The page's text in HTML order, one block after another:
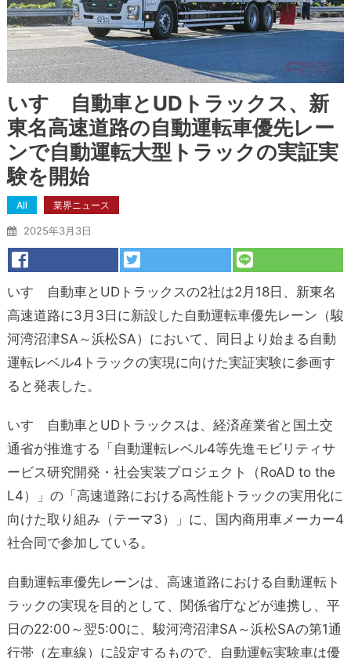
いすゞ自動車とUDトラックス、新
東名高速道路の自動運転車優先レー
ンで自動運転大型トラックの実証実
験を開始
All 業界ニュース
2025年3月3日
いすゞ自動車とUDトラックスの2社は2月18日、新東名
高速道路に3月3日に新設した自動運転車優先レーン（駿
河湾沼津SA～浜松SA）において、同日より始まる自動
運転レベル4トラックの実現に向けた実証実験に参画す
ると発表した。
いすゞ自動車とUDトラックスは、経済産業省と国土交
通省が推進する「自動運転レベル4等先進モビリティサ
ービス研究開発・社会実装プロジェクト（RoAD to the
L4）」の「高速道路における高性能トラックの実用化に
向けた取り組み（テーマ3）」に、国内商用車メーカー4
社合同で参加している。
自動運転車優先レーンは、高速道路における自動運転ト
ラックの実現を目的として、関係省庁などが連携し、平
日の22:00～翌5:00に、駿河湾沼津SA～浜松SAの第1通
行帯（左車線）に設定するもので、自動運転実験車は優